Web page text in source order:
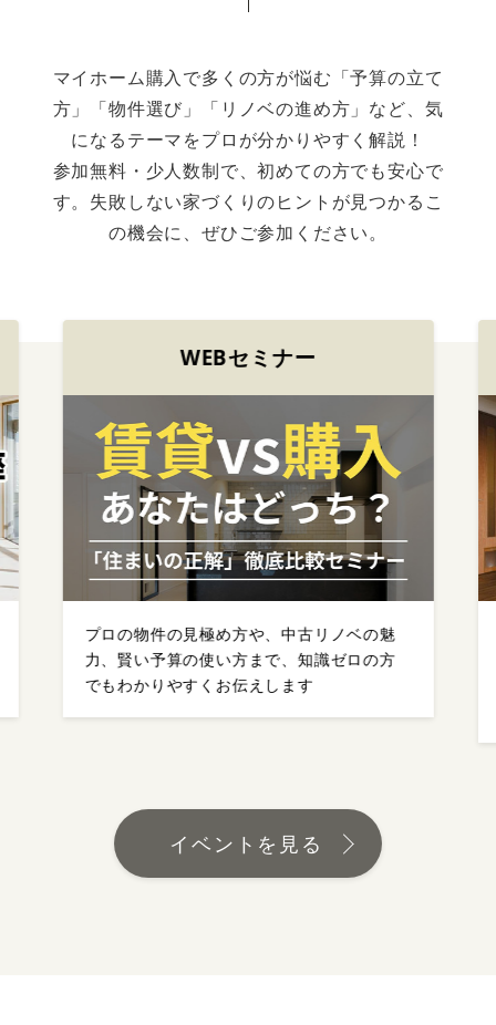
マイホーム購入で多くの方が悩む「予算の立て
方」「物件選び」「リノベの進め方」など、 気
になるテーマをプロが分かりやすく解説！
参加無料・少人数制で、初めての方でも安心で
す。 失敗しない家づくりのヒントが見つかるこ
の機会に、ぜひご参加ください。
、中古リノベの魅
で、知識ゼロの方
リノベ向きイベン
お住まい探しやデザイン・リノ
施工のプロが「中古不動産購入+
ョン」の魅力を、余すところな
イベントを見る